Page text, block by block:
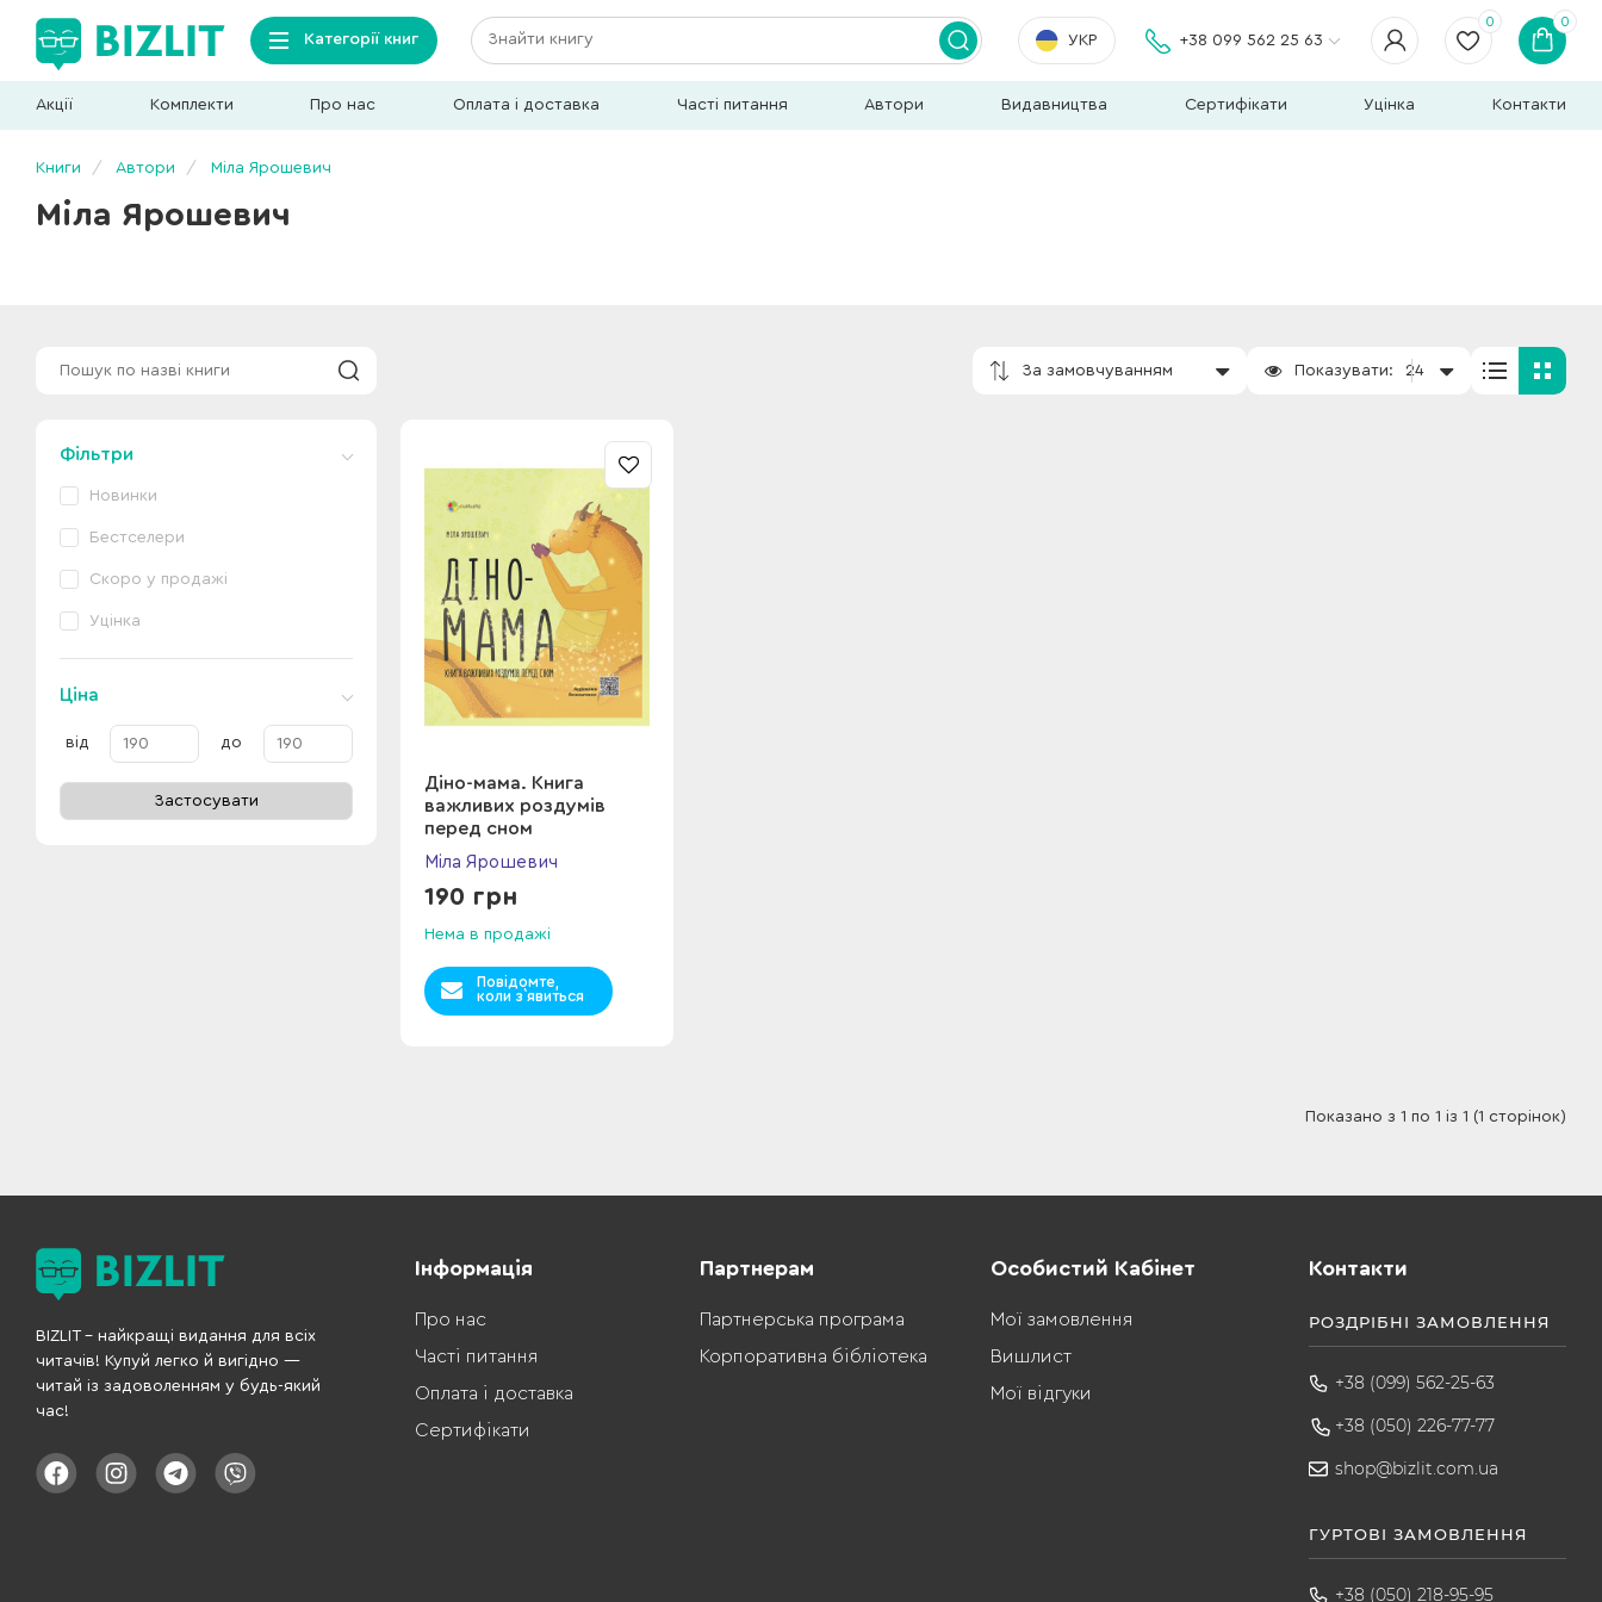
Категорії книг УКР +38 099 562 25 63
0 0
Акції Комплекти Про нас Оплата і доставка Часті питання Автори Видавництва Сертифікати Уцінка Контакти
Книги Автори Міла Ярошевич
Міла Ярошевич
За замовчуванням Показувати: 24
Фільтри
Новинки
Бестселери
Скоро у продажі
Уцінка
Ціна
від до
Застосувати
Діно-мама. Книга
важливих роздумів
перед сном
Міла Ярошевич
190 грн
Нема в продажі
Повідомте,
коли з`явиться
Показано з 1 по 1 із 1 (1 сторінок)
BIZLIT – найкращі видання для всіх
читачів! Купуй легко й вигідно —
читай із задоволенням у будь-який
час!
Інформація
Про нас
Часті питання
Оплата і доставка
Сертифікати
Партнерам
Партнерська програма
Корпоративна бібліотека
Особистий Кабінет
Мої замовлення
Вишлист
Мої відгуки
Контакти
РОЗДРІБНІ ЗАМОВЛЕННЯ
+38 (099) 562-25-63
+38 (050) 226-77-77
shop@bizlit.com.ua
ГУРТОВІ ЗАМОВЛЕННЯ
+38 (050) 218-95-95